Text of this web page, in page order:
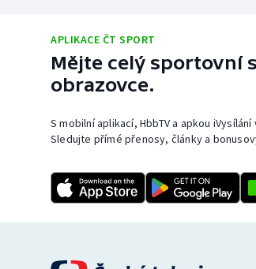
APLIKACE ČT SPORT
Mějte celý sportovní
obrazovce.
S mobilní aplikací, HbbTV a apkou
Sledujte přímé přenosy, články a